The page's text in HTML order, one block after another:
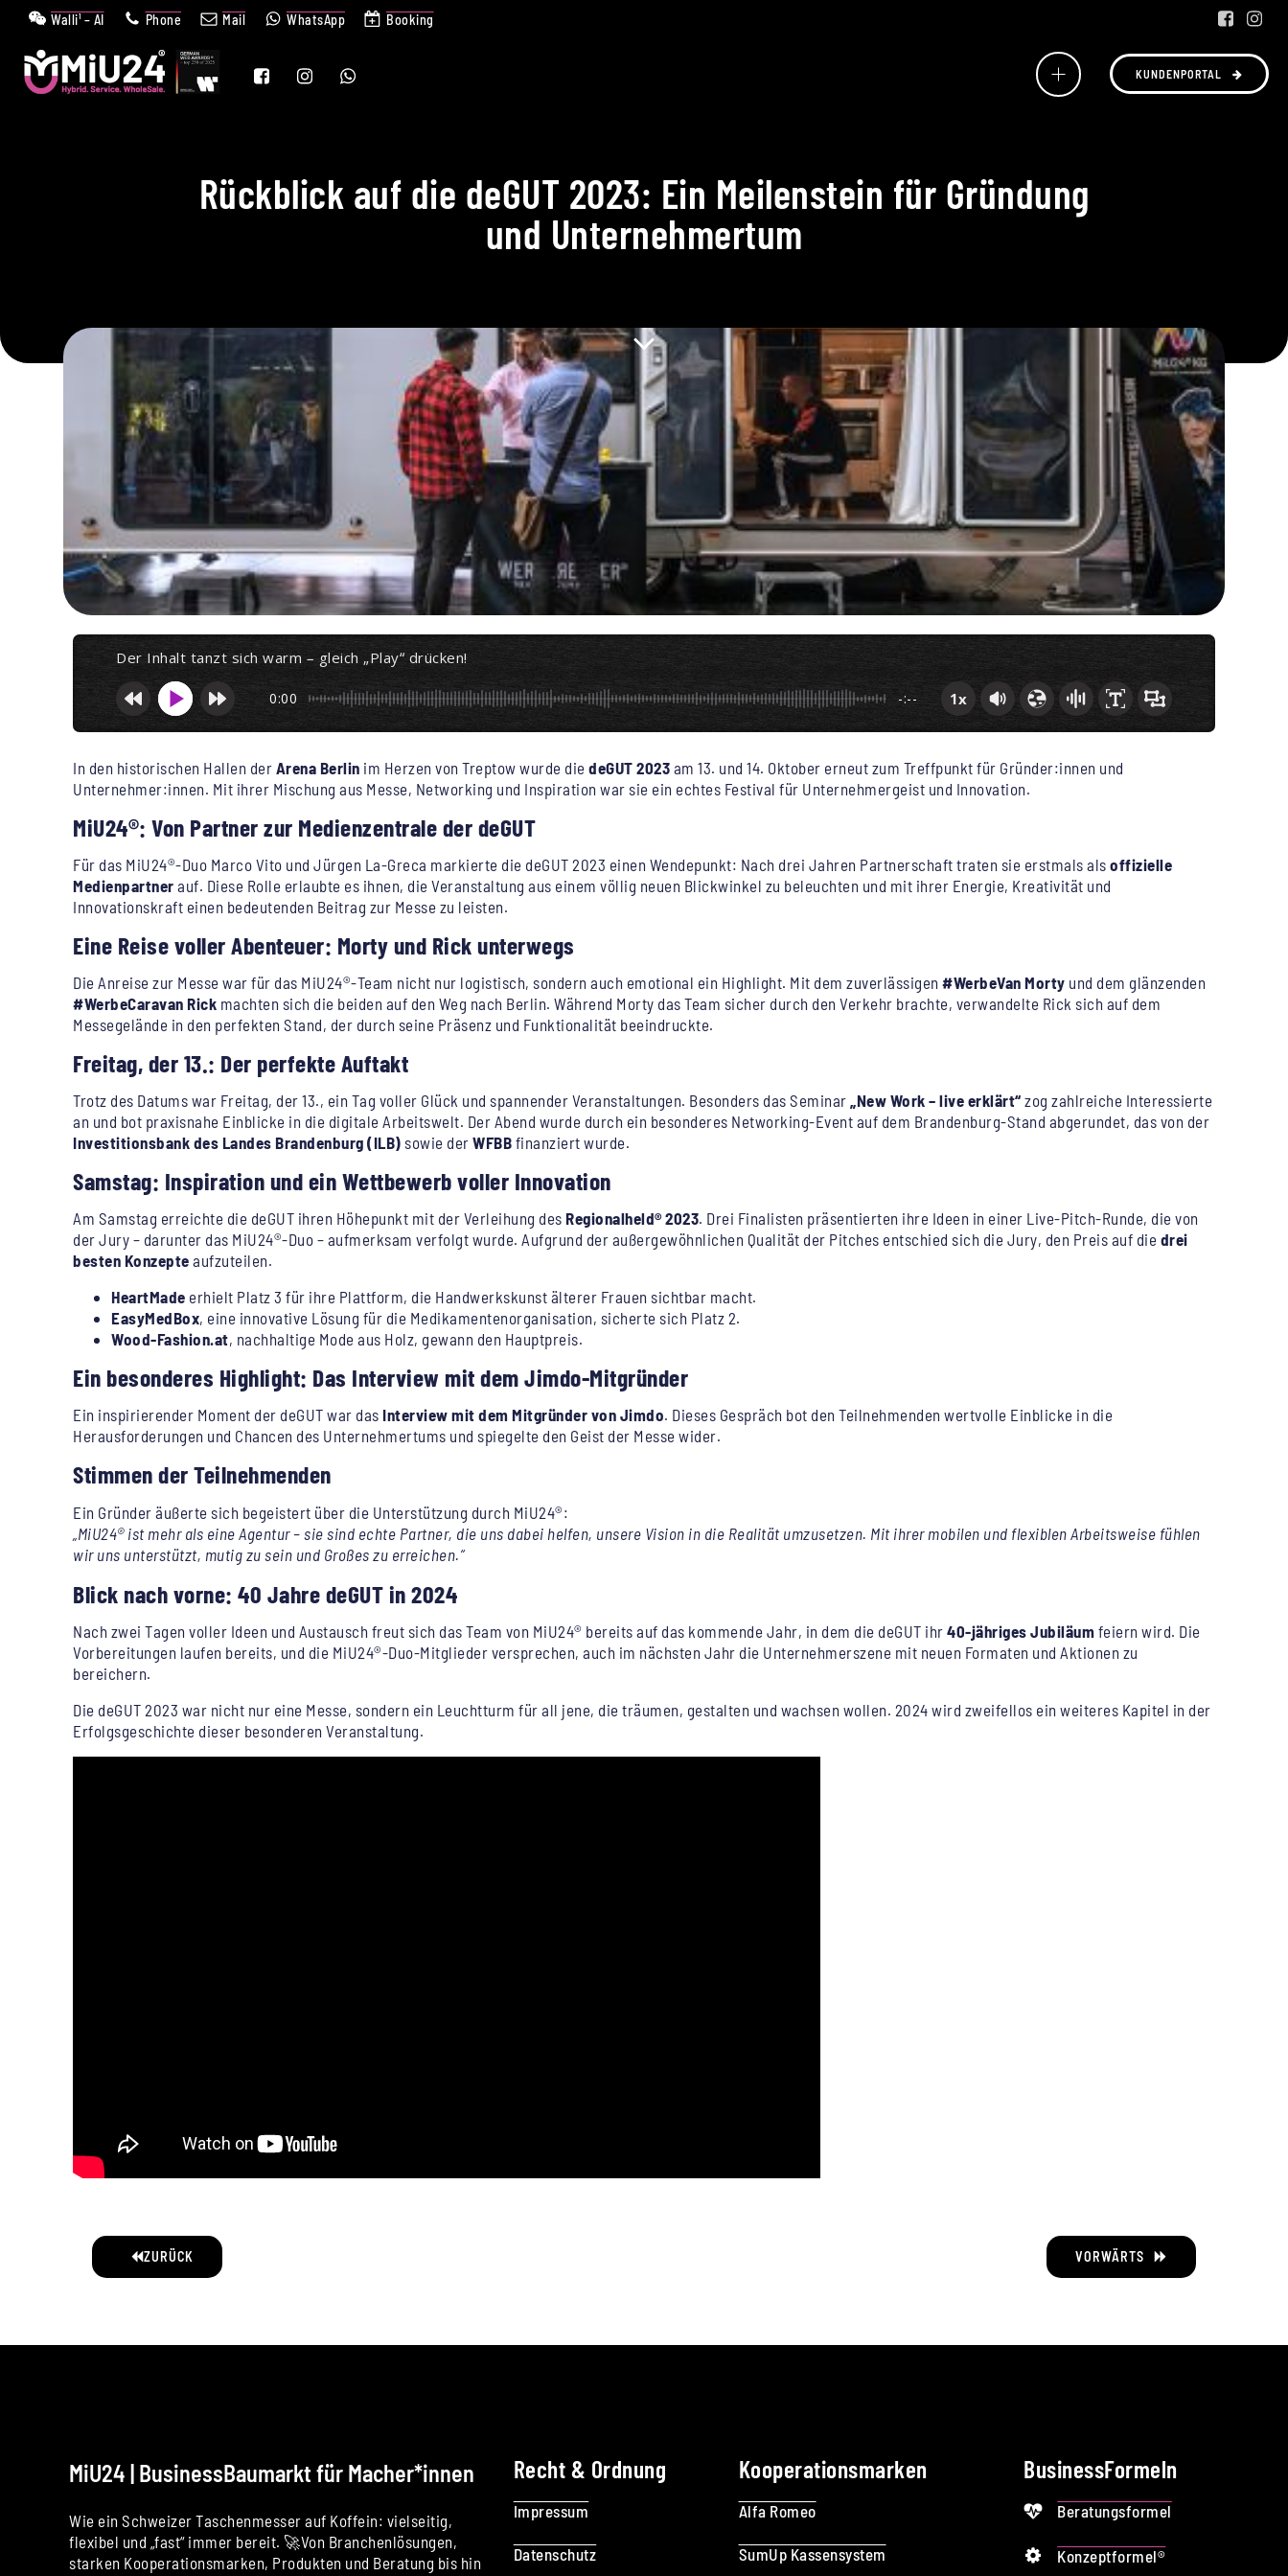
Walli¹ – AI Phone Mail WhatsApp Booking
KUNDENPORTAL
Rückblick auf die deGUT 2023: Ein Meilenstein für Gründung
und Unternehmertum
Der Inhalt tanzt sich warm – gleich „Play“ drücken!
0:00 -:-- 1x
In den historischen Hallen der Arena Berlin im Herzen von Treptow wurde die deGUT 2023 am 13. und 14. Oktober erneut zum Treffpunkt für Gründer:innen und
Unternehmer:innen. Mit ihrer Mischung aus Messe, Networking und Inspiration war sie ein echtes Festival für Unternehmergeist und Innovation.
MiU24®: Von Partner zur Medienzentrale der deGUT
Für das MiU24®-Duo Marco Vito und Jürgen La-Greca markierte die deGUT 2023 einen Wendepunkt: Nach drei Jahren Partnerschaft traten sie erstmals als offizielle
Medienpartner auf. Diese Rolle erlaubte es ihnen, die Veranstaltung aus einem völlig neuen Blickwinkel zu beleuchten und mit ihrer Energie, Kreativität und
Innovationskraft einen bedeutenden Beitrag zur Messe zu leisten.
Eine Reise voller Abenteuer: Morty und Rick unterwegs
Die Anreise zur Messe war für das MiU24®-Team nicht nur logistisch, sondern auch emotional ein Highlight. Mit dem zuverlässigen #WerbeVan Morty und dem glänzenden
#WerbeCaravan Rick machten sich die beiden auf den Weg nach Berlin. Während Morty das Team sicher durch den Verkehr brachte, verwandelte Rick sich auf dem
Messegelände in den perfekten Stand, der durch seine Präsenz und Funktionalität beeindruckte.
Freitag, der 13.: Der perfekte Auftakt
Trotz des Datums war Freitag, der 13., ein Tag voller Glück und spannender Veranstaltungen. Besonders das Seminar „New Work – live erklärt“ zog zahlreiche Interessierte
an und bot praxisnahe Einblicke in die digitale Arbeitswelt. Der Abend wurde durch ein besonderes Networking-Event auf dem Brandenburg-Stand abgerundet, das von der
Investitionsbank des Landes Brandenburg (ILB) sowie der WFBB finanziert wurde.
Samstag: Inspiration und ein Wettbewerb voller Innovation
Am Samstag erreichte die deGUT ihren Höhepunkt mit der Verleihung des Regionalheld® 2023. Drei Finalisten präsentierten ihre Ideen in einer Live-Pitch-Runde, die von
der Jury – darunter das MiU24®-Duo – aufmerksam verfolgt wurde. Aufgrund der außergewöhnlichen Qualität der Pitches entschied sich die Jury, den Preis auf die drei
besten Konzepte aufzuteilen.
HeartMade erhielt Platz 3 für ihre Plattform, die Handwerkskunst älterer Frauen sichtbar macht.
EasyMedBox, eine innovative Lösung für die Medikamentenorganisation, sicherte sich Platz 2.
Wood-Fashion.at, nachhaltige Mode aus Holz, gewann den Hauptpreis.
Ein besonderes Highlight: Das Interview mit dem Jimdo-Mitgründer
Ein inspirierender Moment der deGUT war das Interview mit dem Mitgründer von Jimdo. Dieses Gespräch bot den Teilnehmenden wertvolle Einblicke in die
Herausforderungen und Chancen des Unternehmertums und spiegelte den Geist der Messe wider.
Stimmen der Teilnehmenden
Ein Gründer äußerte sich begeistert über die Unterstützung durch MiU24®:
„MiU24® ist mehr als eine Agentur – sie sind echte Partner, die uns dabei helfen, unsere Vision in die Realität umzusetzen. Mit ihrer mobilen und flexiblen Arbeitsweise fühlen
wir uns unterstützt, mutig zu sein und Großes zu erreichen.“
Blick nach vorne: 40 Jahre deGUT in 2024
Nach zwei Tagen voller Ideen und Austausch freut sich das Team von MiU24® bereits auf das kommende Jahr, in dem die deGUT ihr 40-jähriges Jubiläum feiern wird. Die
Vorbereitungen laufen bereits, und die MiU24®-Duo-Mitglieder versprechen, auch im nächsten Jahr die Unternehmerszene mit neuen Formaten und Aktionen zu
bereichern.
Die deGUT 2023 war nicht nur eine Messe, sondern ein Leuchtturm für all jene, die träumen, gestalten und wachsen wollen. 2024 wird zweifellos ein weiteres Kapitel in der
Erfolgsgeschichte dieser besonderen Veranstaltung.
ZURÜCK VORWÄRTS
MiU24 | BusinessBaumarkt für Macher*innen
Wie ein Schweizer Taschenmesser auf Koffein: vielseitig,
flexibel und „fast“ immer bereit. 🚀Von Branchenlösungen,
starken Kooperationsmarken, Produkten und Beratung bis hin
Recht & Ordnung
Impressum
Datenschutz
Kooperationsmarken
Alfa Romeo
SumUp Kassensystem
BusinessFormeln
Beratungsformel
Konzeptformel®